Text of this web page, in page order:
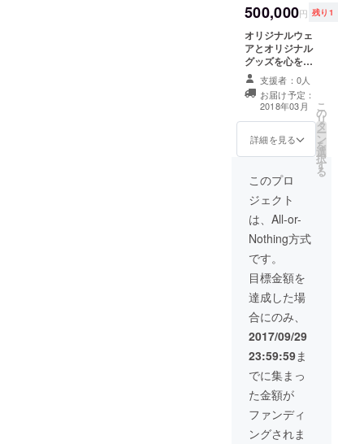
500,000円 残り1
オリジナルウェ
アとオリジナル
グッズを心を込
めてお送りしま
す。支援者：0人
お届け予定：
2018年03月
詳細を見る
こ
の
リ
タ
ー
ン
を
選
択
す
る
このプロ
ジェクト
は、All-or-
Nothing方式
です。
目標金額を
達成した場
合にのみ、
2017/09/29
23:59:59ま
でに集まっ
た金額が
ファンディ
ングされま